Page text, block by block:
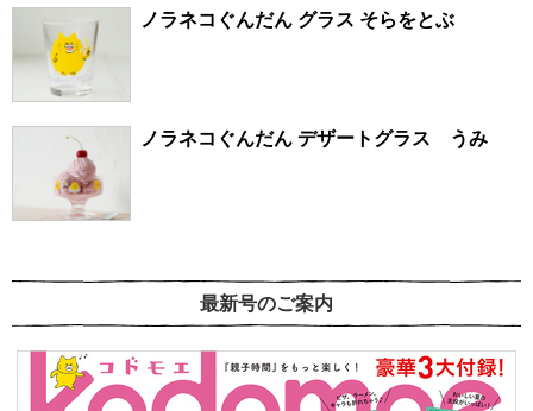
ノラネコぐんだん グラス そらをとぶ
ノラネコぐんだん デザートグラス うみ
最新号のご案内